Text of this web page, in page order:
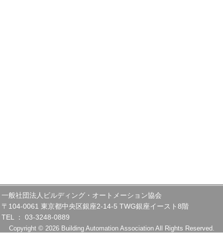
一般社団法人ビルディング・オートメーション協会
〒104-0061 東京都中央区銀座2-14-5 TWG銀座イースト8階
TEL ： 03-3248-0889
Copyright © 2026 Building Automation Association All Rights Reserved.